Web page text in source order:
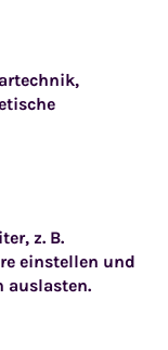
z. B.
einstellen und
auslasten.